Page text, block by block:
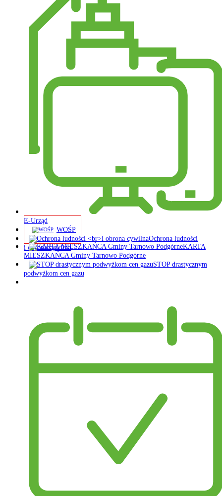
E-Urząd
WOŚP
Ochrona ludności
i obrona cywilna
KARTA
MIESZKAŃCA Gminy Tarnowo Podgórne
STOP drastycznym
podwyżkom cen gazu